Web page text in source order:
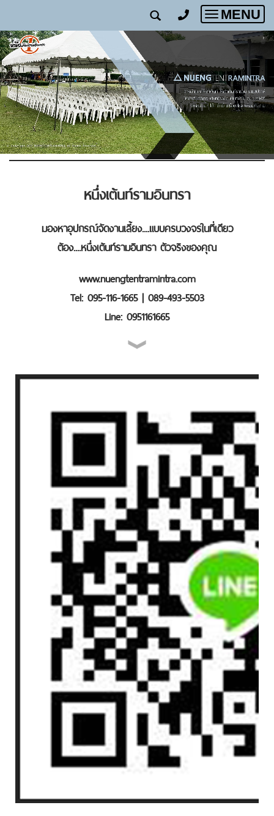
Toggle
MENU
หนึ่งเต้นท์รามอินทรา
มองหาอุปกรณ์จัดงานเลี้ยง....แบบครบวงจรในที่เดียว
ต้อง....หนึ่งเต้นท์รามอินทรา ตัวจริงของคุณ
www.nuengtentramintra.com
Tel: 095-116-1665 | 089-493-5503
Line: 0951161665